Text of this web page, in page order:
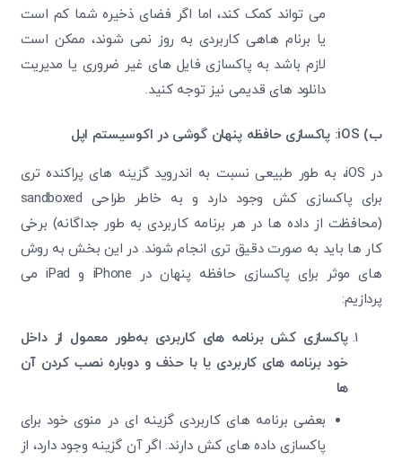
می‌ تواند کمک کند، اما اگر فضای ذخیره شما کم است
یا برنام هاهی کاربردی به‌ روز نمی ‌شوند، ممکن است
لازم باشد به پاکسازی فایل ‌های غیر ضروری یا مدیریت
دانلود های قدیمی نیز توجه کنید.
ب) iOS: پاکسازی حافظه پنهان گوشی در اکوسیستم اپل
در iOS، به طور طبیعی نسبت به اندروید گزینه ‌های پراکنده ‌تری
برای پاکسازی کش وجود دارد و به خاطر طراحی sandboxed
(محافظت از داده ‌ها در هر برنامه کاربردی به‌ طور جداگانه) برخی
کار ها باید به صورت دقیق ‌تری انجام شوند. در این بخش به روش‌
های موثر برای پاکسازی حافظه پنهان در iPhone و iPad می
‌پردازیم:
پاکسازی کش برنامه های کاربردی به‌طور معمول از داخل
خود برنامه های کاربردی یا با حذف و دوباره نصب کردن آن
ها
بعضی برنامه های کاربردی گزینه ‌ای در منوی خود برای
پاکسازی داده ‌های کش دارند. اگر آن گزینه وجود دارد، از